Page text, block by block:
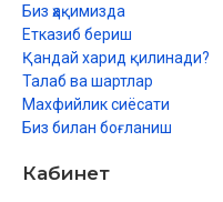
Биз ҳақимизда
Етказиб бериш
Қандай харид қилинади?
Талаб ва шартлар
Махфийлик сиёсати
Биз билан боғланиш
Кабинет